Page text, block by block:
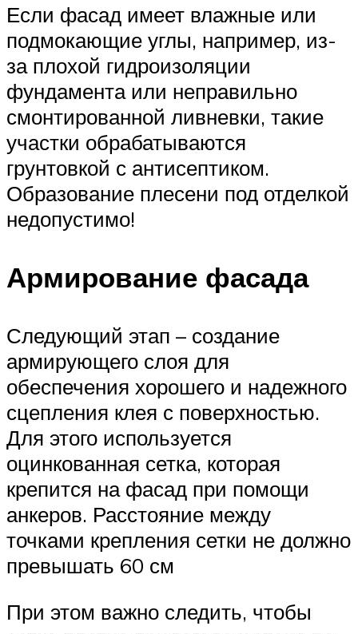
Если фасад имеет влажные или
подмокающие углы, например, из-
за плохой гидроизоляции
фундамента или неправильно
смонтированной ливневки, такие
участки обрабатываются
грунтовкой с антисептиком.
Образование плесени под отделкой
недопустимо!
Армирование фасада
Следующий этап – создание
армирующего слоя для
обеспечения хорошего и надежного
сцепления клея с поверхностью.
Для этого используется
оцинкованная сетка, которая
крепится на фасад при помощи
анкеров. Расстояние между
точками крепления сетки не должно
превышать 60 см
При этом важно следить, чтобы